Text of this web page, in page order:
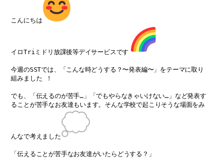
こんにちは
イロTriミドリ放課後等デイサービスです
今週のSSTでは、「こんな時どうする？〜発表編〜」をテーマに取り
組みました ！
でも、「伝えるのが苦手…」「でもやらなきゃいけない…」など発表す
ることが苦手なお友達もいます。そんな学校で起こりそうな場面をみ
んなで考えました
「伝えることが苦手なお友達がいたらどうする？」